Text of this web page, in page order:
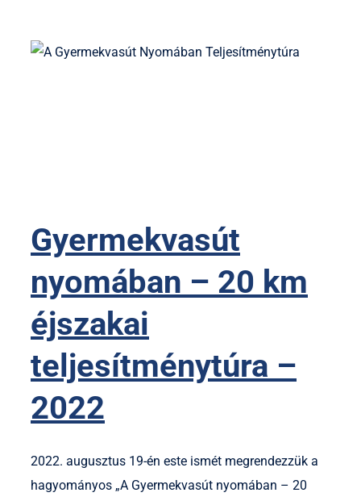
Gyermekvasút
nyomában – 20 km
éjszakai
teljesítménytúra –
2022
2022. augusztus 19-én este ismét megrendezzük a
hagyományos „A Gyermekvasút nyomában – 20